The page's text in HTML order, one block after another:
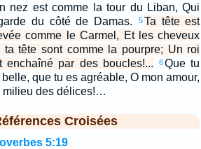
nez est comme la tour du Liban, Qui
du côté de Damas.
5Ta tête est
comme le Carmel, Et les cheveux
ta tête sont comme la pourpre; Un roi
enchaîné par des boucles!...
6Que tu
belle, que tu es agréable, O mon amour,
milieu des délices!…
Croisées
5:19